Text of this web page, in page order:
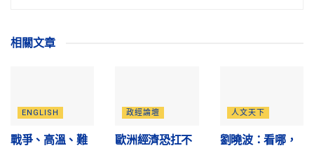
相關文章
ENGLISH
戰爭、高溫、難
政經論壇
歐洲經濟恐扛不
人文天下
劉曉波：看哪，